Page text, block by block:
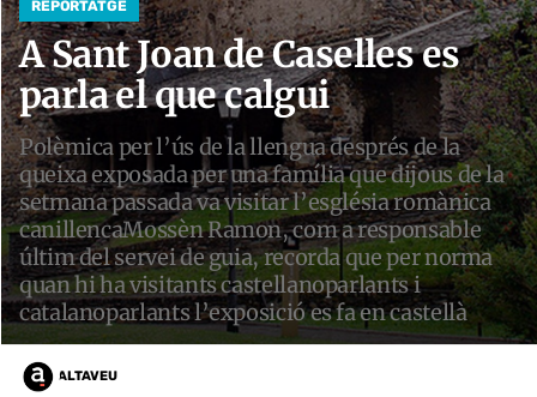
REPORTATGE
A Sant Joan de Caselles es
parla el que calgui
Polèmica per l’ús de la llengua després de la
queixa exposada per una família que dijous de la
setmana passada va visitar l’església romànica
canillencaMossèn Ramon, com a responsable
últim del servei de guia, recorda que per norma
quan hi ha visitants castellanoparlants i
catalanoparlants l’exposició es fa en castellà
ALTAVEU